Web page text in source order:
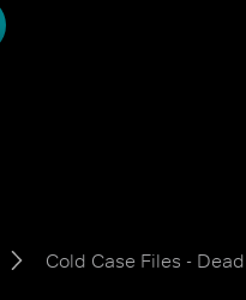
Cold Case Files -